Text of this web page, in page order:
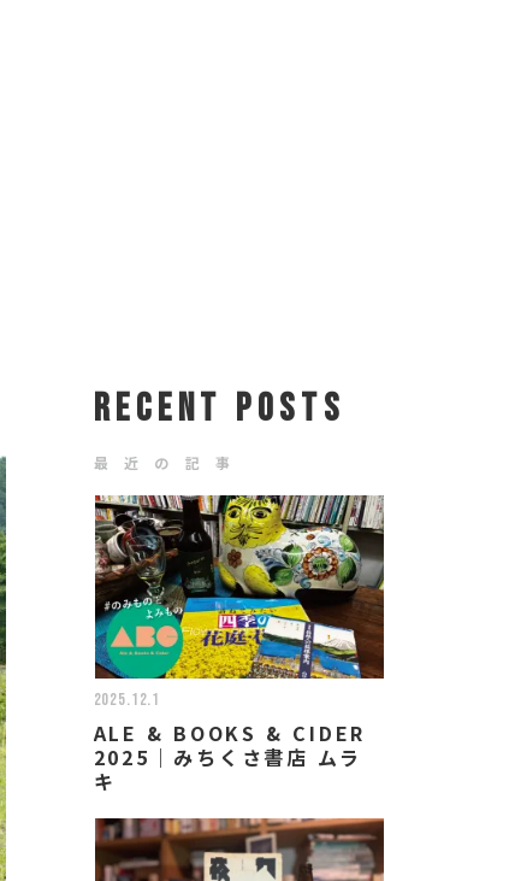
RECENT POSTS
最 近 の 記 事
2025.12.1
ALE & BOOKS & CIDER
2025｜みちくさ書店 ムラ
キ